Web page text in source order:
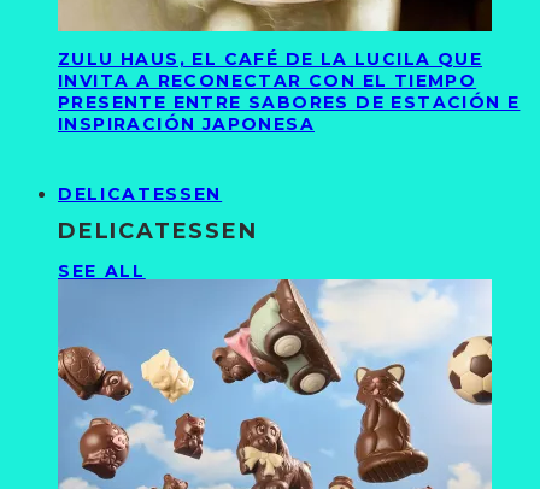
ZULU HAUS, EL CAFÉ DE LA LUCILA QUE
INVITA A RECONECTAR CON EL TIEMPO
PRESENTE ENTRE SABORES DE ESTACIÓN E
INSPIRACIÓN JAPONESA
DELICATESSEN
DELICATESSEN
SEE ALL